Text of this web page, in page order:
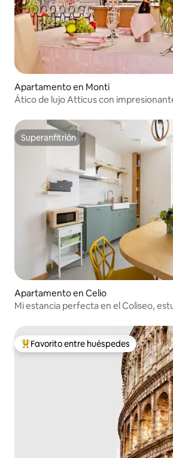
Apartamento en Monti
Ático de lujo Atticus con
Superanfitrión
Superanfitrión
Apartamento en Celio
Mi estancia perfecta en el Coliseo,
Favorito entre huéspedes preferido
Favorito entre huéspedes